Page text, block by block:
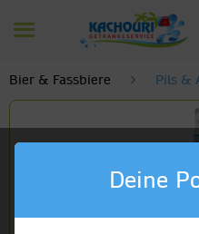
Bier & Fassbiere Pils &
Deine